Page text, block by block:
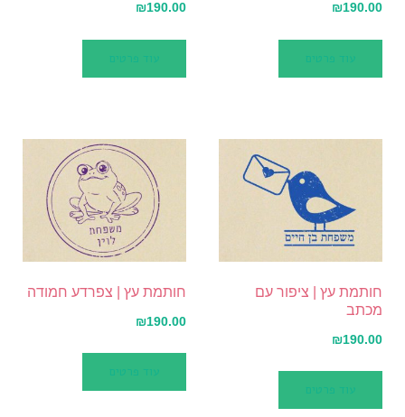
₪190.00
עוד פרטים
₪190.00
עוד פרטים
חותמת עץ | ציפור עם
מכתב
₪190.00
עוד פרטים
חותמת עץ | צפרדע חמודה
₪190.00
עוד פרטים